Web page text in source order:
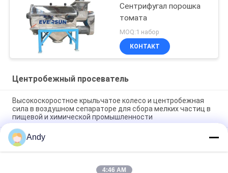
Сентрифугал порошка
томата
MOQ:1 набор
КОНТАКТ
Центробежный просеватель
Высокоскоростное крыльчатое колесо и центробежная
сила в воздушном сепараторе для сбора мелких частиц в
пищевой и химической промышленности
Stainless Steel Explosion-proof Air-flow Sieve Powder
Screening Machine Air-flow Sorting Machine
Простая эксплуатация и обслуживание Центробежный
Andy
4:46 AM